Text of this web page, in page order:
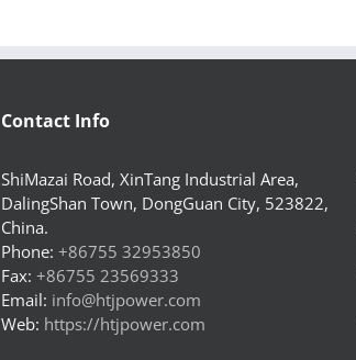
Contact Info
ShiMazai Road, XinTang Industrial Area,
DalingShan Town, DongGuan City, 523822,
China.
Phone: +86755 32953850
Fax: +86755 23569333
Email: info@htjpower.com
Web: https://htjpower.com